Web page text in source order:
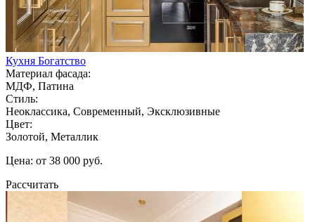
Кухня Богатство
Материал фасада:
МДФ, Патина
Стиль:
Неоклассика, Современный, Эксклюзивные
Цвет:
Золотой, Металлик
Цена: от 38 000 руб.
Рассчитать